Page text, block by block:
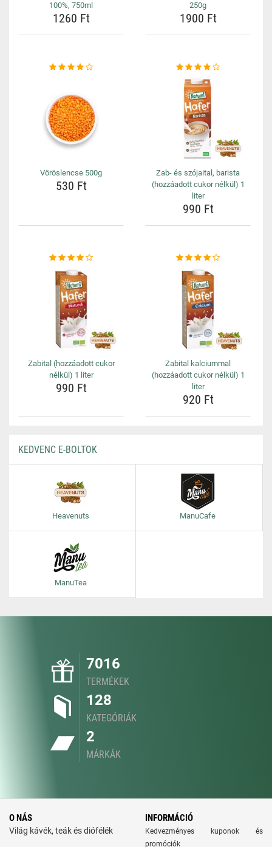
100%, 750ml
1260 Ft
250g
1900 Ft
Vöröslencse 500g
530 Ft
Zab- és szójaital, barista
(hozzáadott cukor nélkül) 1
liter
990 Ft
Zabital (hozzáadott cukor
nélkül) 1 liter
990 Ft
Zabital kalciummal
(hozzáadott cukor nélkül) 1
liter
920 Ft
KEDVENC E-BOLTOK
Heavenuts ManuCafe
ManuTea
7016
TERMÉKEK
128
KATEGÓRIÁK
2
MÁRKÁK
O NÁS
Világ kávék, teák és diófélék
INFORMÁCIÓ
Kedvezményes kuponok és
promóciók